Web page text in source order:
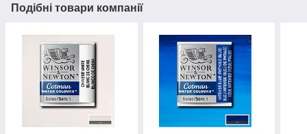
Подібні товари компанії